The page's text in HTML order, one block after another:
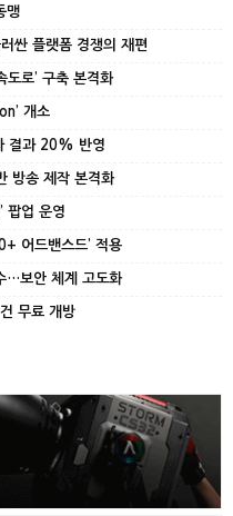
맹
싼 플랫폼 경쟁의 재편
로’ 구축 본격화
개소
결과 20% 반영
방송 제작 본격화
팝업 운영
어드밴스드’ 적용
…보안 체계 고도화
무료 개방